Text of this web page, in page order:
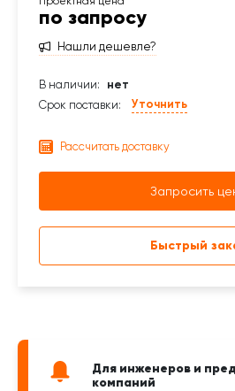
Для инженеров и
компаний
по запросу
Нашли дешевле?
В наличии:
нет
Срок поставки:
Уточнить
Рассчитать доставку
Запросить
Быстрый